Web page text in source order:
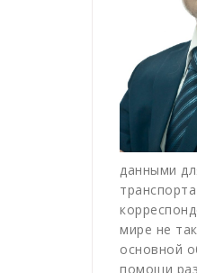
данными
мире не
основной
помощи